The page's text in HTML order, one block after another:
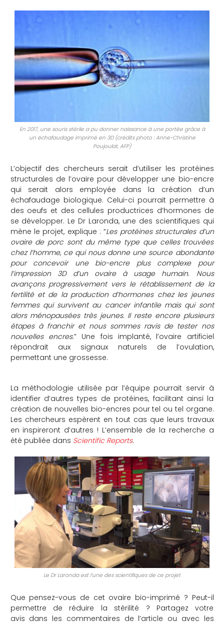
En 2017, une souris stérile a pu donner naissance à une portée grâce à
un échafaudage imprimé en 3D (crédits photo : Anne-Christine
Poujoulat, AFP)
L’objectif des chercheurs serait d’utiliser les protéines
structurales de l’ovaire pour développer une bio-encre
qui serait alors employée dans la création d’un
échafaudage biologique. Celui-ci pourrait permettre à
des oeufs et des cellules productrices d’hormones de
se développer. Le Dr Laronda, une des scientifiques qui
mène le projet, explique : “Les protéines structurales d’un
ovaire de porc sont du même type que celles trouvées
chez l’homme, ce qui nous donne une source abondante
pour concevoir une bio-encre plus complexe pour
l’impression 3D d’un ovaire à usage humain. Nous
avançons progressivement vers le rétablissement de la
fertilité et de la production d’hormones chez les jeunes
femmes qui survivent au cancer infantile mais qui sont
alors ménopausées très jeunes. Il reste encore plusieurs
étapes à franchir et nous sommes ravis de tester nos
nouvelles encres.” Une fois implanté, l’ovaire artificiel
répondrait aux signaux naturels de l’ovulation,
permettant une grossesse.
La méthodologie utilisée par l’équipe pourrait servir à
identifier d’autres types de protéines, facilitant ainsi la
création de nouvelles bio-encres pour tel ou tel organe.
Les chercheurs espèrent en tout cas que leurs travaux
en inspireront d’autres ! L’ensemble de la recherche a
été publiée dans Scientific Reports.
Le Dr Laronda est l’une des scientifiques de ce projet
Que pensez-vous de cet ovaire bio-imprimé ? Peut-il
permettre de réduire la stérilité ? Partagez votre
avis dans les commentaires de l’article ou avec les